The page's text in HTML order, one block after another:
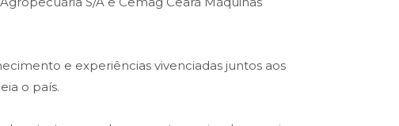
e experiências vivenciadas juntos aos
o país.